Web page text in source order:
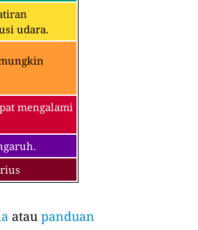
udara.
mengalami
atau panduan